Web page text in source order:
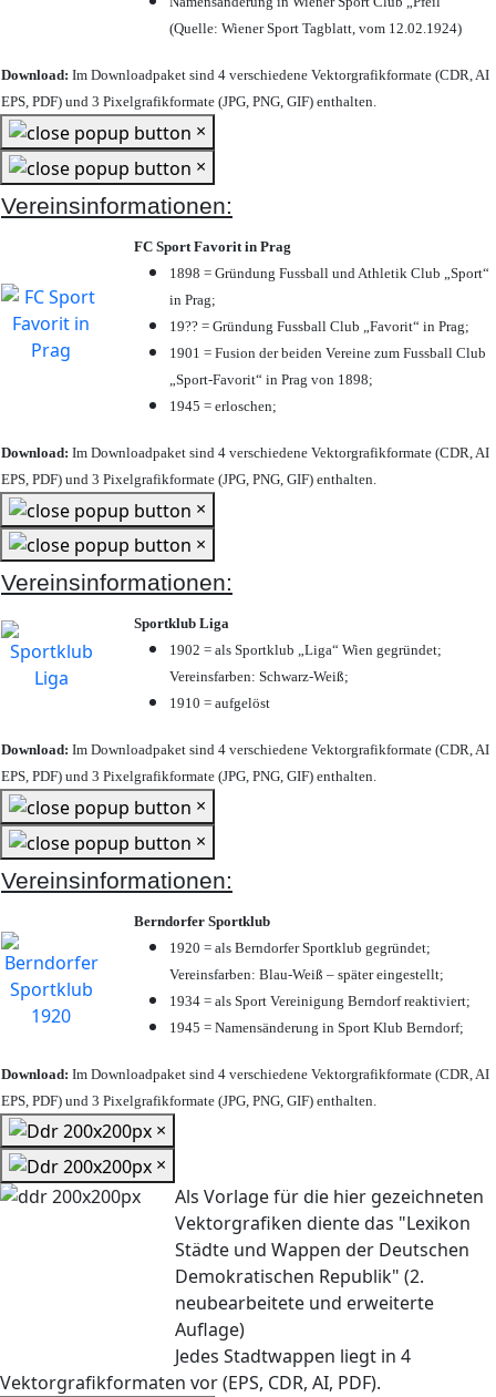
(Quelle: Wiener Sport Tagblatt, vom 12.02.1924)
Download: Im Downloadpaket sind 4 verschiedene Vektorgrafikformate (CDR, AI
EPS, PDF) und 3 Pixelgrafikformate (JPG, PNG, GIF) enthalten.
×
×
Vereinsinformationen:
FC Sport Favorit in Prag
1898 = Gründung Fussball und Athletik Club „Sport“
in Prag;
19?? = Gründung Fussball Club „Favorit“ in Prag;
1901 = Fusion der beiden Vereine zum Fussball Club
„Sport-Favorit“ in Prag von 1898;
1945 = erloschen;
Download: Im Downloadpaket sind 4 verschiedene Vektorgrafikformate (CDR, AI
EPS, PDF) und 3 Pixelgrafikformate (JPG, PNG, GIF) enthalten.
×
×
Vereinsinformationen:
Sportklub Liga
1902 = als Sportklub „Liga“ Wien gegründet;
Vereinsfarben: Schwarz-Weiß;
1910 = aufgelöst
Download: Im Downloadpaket sind 4 verschiedene Vektorgrafikformate (CDR, AI
EPS, PDF) und 3 Pixelgrafikformate (JPG, PNG, GIF) enthalten.
×
×
Vereinsinformationen:
Berndorfer Sportklub
1920 = als Berndorfer Sportklub gegründet;
Vereinsfarben: Blau-Weiß – später eingestellt;
1934 = als Sport Vereinigung Berndorf reaktiviert;
1945 = Namensänderung in Sport Klub Berndorf;
Download: Im Downloadpaket sind 4 verschiedene Vektorgrafikformate (CDR, AI
EPS, PDF) und 3 Pixelgrafikformate (JPG, PNG, GIF) enthalten.
×
×
Als Vorlage für die hier gezeichneten
Vektorgrafiken diente das "Lexikon
Städte und Wappen der Deutschen
Demokratischen Republik" (2.
neubearbeitete und erweiterte
Auflage)
Jedes Stadtwappen liegt in 4
Vektorgrafikformaten vor (EPS, CDR, AI, PDF).